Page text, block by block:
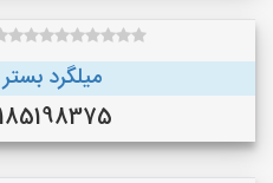
میلگرد
09185198375